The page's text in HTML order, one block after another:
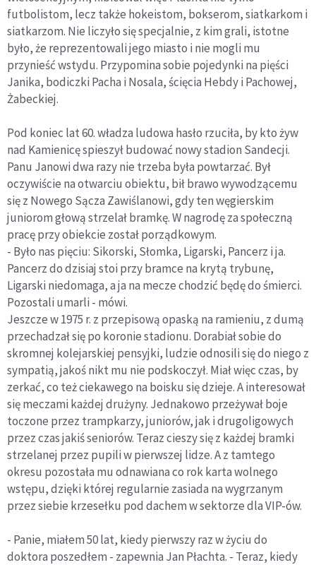
futbolistom, lecz także hokeistom, bokserom, siatkarkom i
siatkarzom. Nie liczyło się specjalnie, z kim grali, istotne
było, że reprezentowali jego miasto i nie mogli mu
przynieść wstydu. Przypomina sobie pojedynki na pięści
Janika, bodiczki Pacha i Nosala, ścięcia Hebdy i Pachowej,
Żabeckiej.
Pod koniec lat 60. władza ludowa hasło rzuciła, by kto żyw
nad Kamienicę spieszył budować nowy stadion Sandecji.
Panu Janowi dwa razy nie trzeba była powtarzać. Był
oczywiście na otwarciu obiektu, bił brawo wywodzącemu
się z Nowego Sącza Zawiślanowi, gdy ten węgierskim
juniorom głową strzelał bramkę. W nagrodę za społeczną
pracę przy obiekcie został porządkowym.
- Było nas pięciu: Sikorski, Słomka, Ligarski, Pancerz i ja.
Pancerz do dzisiaj stoi przy bramce na krytą trybunę,
Ligarski niedomaga, a ja na mecze chodzić będę do śmierci.
Pozostali umarli - mówi.
Jeszcze w 1975 r. z przepisową opaską na ramieniu, z dumą
przechadzał się po koronie stadionu. Dorabiał sobie do
skromnej kolejarskiej pensyjki, ludzie odnosili się do niego z
sympatią, jakoś nikt mu nie podskoczył. Miał więc czas, by
zerkać, co też ciekawego na boisku się dzieje. A interesował
się meczami każdej drużyny. Jednakowo przeżywał boje
toczone przez trampkarzy, juniorów, jak i drugoligowych
przez czas jakiś seniorów. Teraz cieszy się z każdej bramki
strzelanej przez pupili w pierwszej lidze. A z tamtego
okresu pozostała mu odnawiana co rok karta wolnego
wstępu, dzięki której regularnie zasiada na wygrzanym
przez siebie krzesełku pod dachem w sektorze dla VIP-ów.
- Panie, miałem 50 lat, kiedy pierwszy raz w życiu do
doktora poszedłem - zapewnia Jan Płachta. - Teraz, kiedy